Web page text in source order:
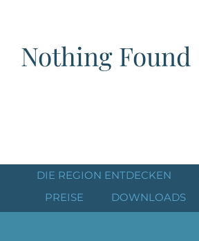
Nothing Found
DIE REGION ENTDECKEN
PREISE
DOWNLOADS